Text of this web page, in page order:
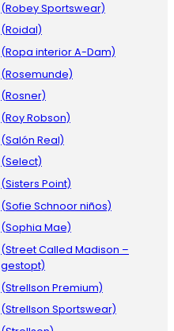
(Robey Sportswear)
(Roidal)
(Ropa interior A-Dam)
(Rosemunde)
(Rosner)
(Roy Robson)
(Salón Real)
(Select)
(Sisters Point)
(Sofie Schnoor niños)
(Sophia Mae)
(Street Called Madison –
gestopt)
(Strellson Premium)
(Strellson Sportswear)